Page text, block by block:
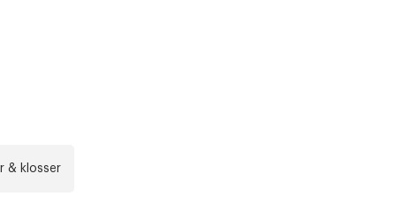
& klosser
kunne se